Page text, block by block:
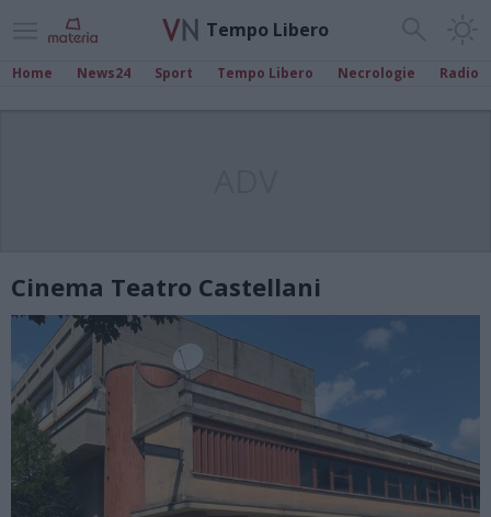
Tempo Libero
Home News24 Sport Tempo Libero Necrologie Radio
Cinema Teatro Castellani